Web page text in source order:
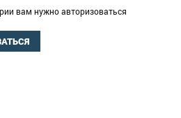
вам нужно авторизоваться